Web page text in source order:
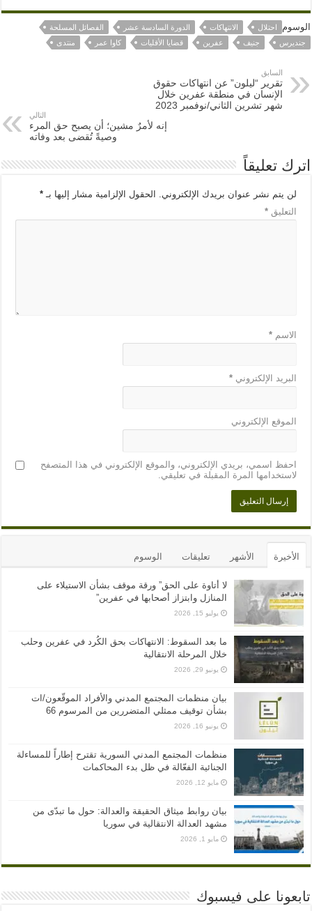
الوسوم احتلال الانتهاكات الدورة السادسة عشر
الفصائل المسلحة
جنديرس
جنيف عفرين قضايا الأقليات كاوا عمر منتدى
السابق
تقرير “ليلون” عن انتهاكات حقوق
الإنسان في منطقة عفرين خلال
شهر تشرين الثاني/نوفمبر 2023
التالي
إنه لأمرٌ مشين؛ أن يصبح حق المرء
وصيةً تُقضى بعد وفاته
اترك تعليقاً
لن يتم نشر عنوان بريدك الإلكتروني. الحقول الإلزامية مشار إليها بـ*
التعليق*
الاسم*
البريد الإلكتروني*
الموقع الإلكتروني
احفظ اسمي، بريدي الإلكتروني، والموقع الإلكتروني في هذا المتصفح
لاستخدامها المرة المقبلة في تعليقي.
الأخيرة الأشهر تعليقات الوسوم
لا أتاوة على الحق” ورقة موقف بشأن الاستيلاء على
المنازل وابتزاز أصحابها في عفرين”
يوليو 15, 2026
ما بعد السقوط: الانتهاكات بحق الكُرد في عفرين وحلب
خلال المرحلة الانتقالية
يونيو 29, 2026
بيان منظمات المجتمع المدني والأفراد الموقّعون/ات
بشأن توقيف ممثلي المتضررين من المرسوم 66
يونيو 16, 2026
منظمات المجتمع المدني السورية تقترح إطاراً للمساءلة
الجنائية الفعّالة في ظل بدء المحاكمات
مايو 12, 2026
بيان روابط ميثاق الحقيقة والعدالة: حول ما تبدّى من
مشهد العدالة الانتقالية في سوريا
مايو 1, 2026
تابعونا على فيسبوك